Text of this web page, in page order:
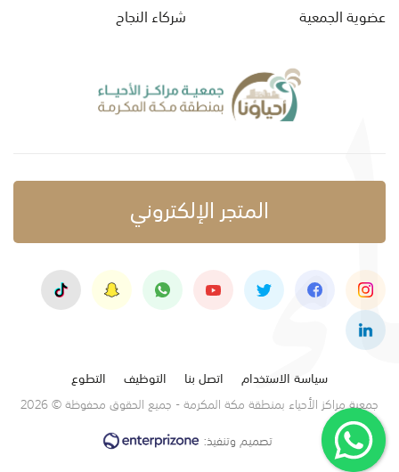
عضوية الجمعية
شركاء النجاح
المتجر الإلكتروني
سياسة الاستخدام اتصل بنا التوظيف
التطوع
جمعية مراكز الأحياء بمنطقة مكة المكرمة - جميع الحقوق محفوظة © 2026
تصميم وتنفيذ: